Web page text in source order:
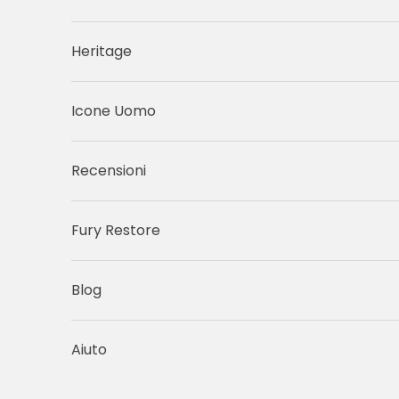
Heritage
Icone Uomo
Recensioni
Fury Restore
Blog
Aiuto